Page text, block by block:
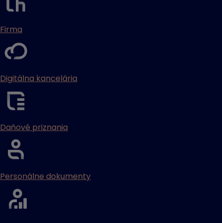
Firma
Digitálna kancelária
Daňové priznania
Personálne dokumenty